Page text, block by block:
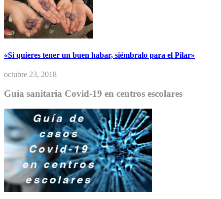
«Si quieres tener un buen habar, siémbralo para el Pilar»
octubre 23, 2018
Guía sanitaria Covid-19 en centros escolares